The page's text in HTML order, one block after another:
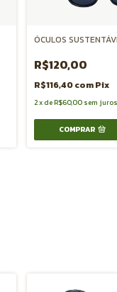
ÓCULOS
R$120,00
R$116,40comPix
2xdeR$60,00 sem juros
COMPRAR